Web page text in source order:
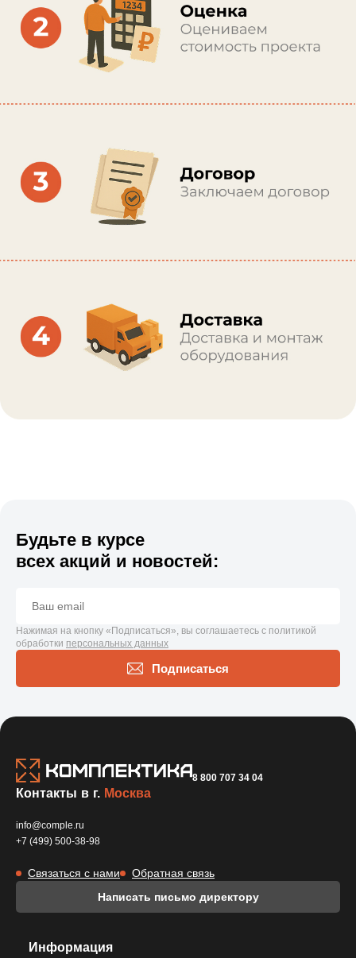
Будьте в курсе
всех акций и новостей:
Нажимая на кнопку «Подписаться», вы соглашаетесь с политикой
обработки персональных данных
Подписаться
8 800 707 34 04
Написать письмо директору
Информация
Контакты в г. Москва
info@comple.ru
+7 (499) 500-38-98
Связаться с нами Обратная связь